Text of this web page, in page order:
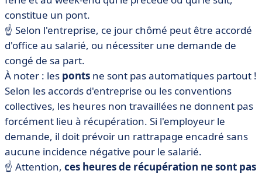
constitue un pont.
☝️ Selon l'entreprise, ce jour chômé peut être accordé
d'office au salarié, ou nécessiter une demande de
congé de sa part.
À noter : les ponts ne sont pas automatiques partout !
Selon les accords d'entreprise ou les conventions
collectives, les heures non travaillées ne donnent pas
forcément lieu à récupération. Si l'employeur le
demande, il doit prévoir un rattrapage encadré sans
aucune incidence négative pour le salarié.
☝️ Attention, ces heures de récupération ne sont pas